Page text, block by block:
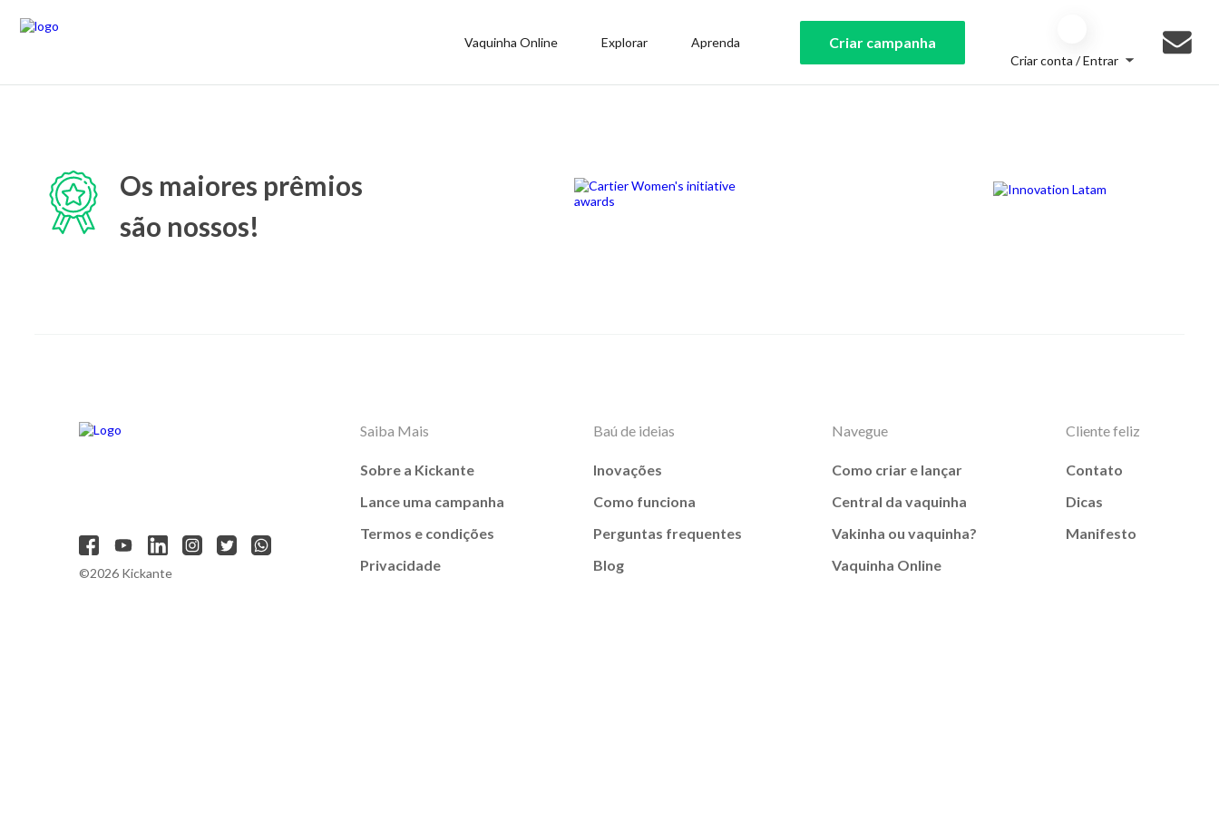
Vaquinha Online Explorar Aprenda Criar campanha
Criar conta / Entrar
Os maiores prêmios
são nossos!
©2026 Kickante
Saiba Mais
Sobre a Kickante
Lance uma campanha
Termos e condições
Privacidade
Baú de ideias
Inovações
Como funciona
Perguntas frequentes
Blog
Navegue
Como criar e lançar
Central da vaquinha
Vakinha ou vaquinha?
Vaquinha Online
Cliente feliz
Contato
Dicas
Manifesto